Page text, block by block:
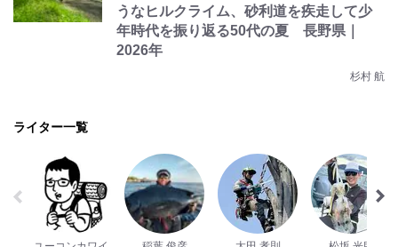
うなヒルクライム、砂利道を疾走して少
年時代を振り返る50代の夏 長野県｜
2026年
杉村 航
ライター一覧